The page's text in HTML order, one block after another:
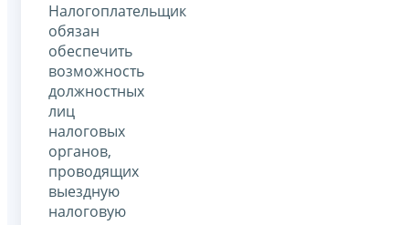
Налогоплательщик
обязан
обеспечить
возможность
должностных
лиц
налоговых
органов,
проводящих
выездную
налоговую